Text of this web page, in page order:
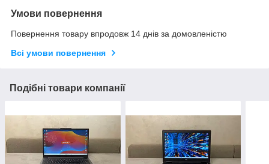
Умови повернення
Повернення товару впродовж 14 днів за домовленістю
Всі умови повернення
Подібні товари компанії